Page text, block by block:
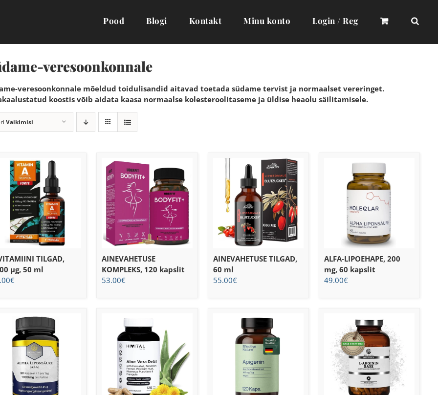
Pood Blogi Kontakt Minu konto Login / Reg
veresoonkonnale
veresoonkonnale mõeldud toidulisandid aitavad toetada südame tervist ja normaalset vereringet.
koostis võib aidata kaasa normaalse kolesteroolitaseme ja üldise heaolu säilitamisele.
Vaikimisi
TILGAD,
μg, 50 ml
€
AINEVAHETUSE
KOMPLEKS, 120 kapslit
53.00€
AINEVAHETUSE TILGAD,
60 ml
55.00€
ALFA-LIPOEHAPE, 200
mg, 60 kapslit
49.00€